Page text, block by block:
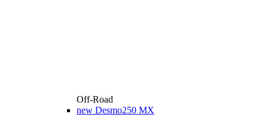
Off-Road
new Desmo250 MX